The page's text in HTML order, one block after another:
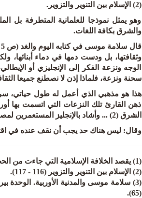
(2) الإسلام بين التنوير والتزوير.
وهو يمثل نموذجا للعلمانية المتطرفة بل
والشرق بكافة اللغات.
وثقافتها، بل ودست دمها في دماء أبنائها،
الوجه ونزعة الفكر إلى الإنجليزي أو
سحنة ونزعة، فلماذا إذن لا نصطنع جميعا
هذا هو مذهبي الذي أعمل له طول حياتي،
ذهن القارئ تلك النزعات التي اتسمت بها
الشرق (2) ... وأشاد بالإنجليز المستعمرين لمصر «كأرقى أمة في العالم .. جسما .. وعقلا .. وخلقا .. ».
وقال: ليس هناك حد يجب أن نقف عنده في
(1) يقصد الخلافة الإسلامية التي جاءت من الحجاز.
(2) الإسلام بين التنوير والتزوير (116 - 117).
(65).